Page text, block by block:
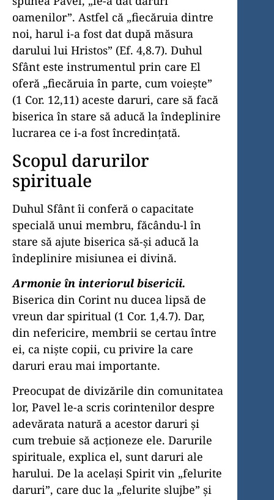
oamenilor”. Astfel că „fiecăruia dintre
noi, harul i-a fost dat după măsura
darului lui Hristos” (Ef. 4,8.7). Duhul
Sfânt este instrumentul prin care El
oferă „fiecăruia în parte, cum voieşte”
(1 Cor. 12,11) aceste daruri, care să facă
biserica în stare să aducă la îndeplinire
lucrarea ce i-a fost încredinţată.
Scopul darurilor
spirituale
Duhul Sfânt îi conferă o capacitate
specială unui membru, făcându-l în
stare să ajute biserica să-şi aducă la
îndeplinire misiunea ei divină.
Armonie în interiorul bisericii.
Biserica din Corint nu ducea lipsă de
vreun dar spiritual (1 Cor. 1,4.7). Dar,
din nefericire, membrii se certau între
ei, ca nişte copii, cu privire la care
daruri erau mai importante.
Preocupat de divizările din comunitatea
lor, Pavel le-a scris corintenilor despre
adevărata natură a acestor daruri şi
cum trebuie să acţioneze ele. Darurile
spirituale, explica el, sunt daruri ale
harului. De la acelaşi Spirit vin „felurite
daruri”, care duc la „felurite slujbe” şi